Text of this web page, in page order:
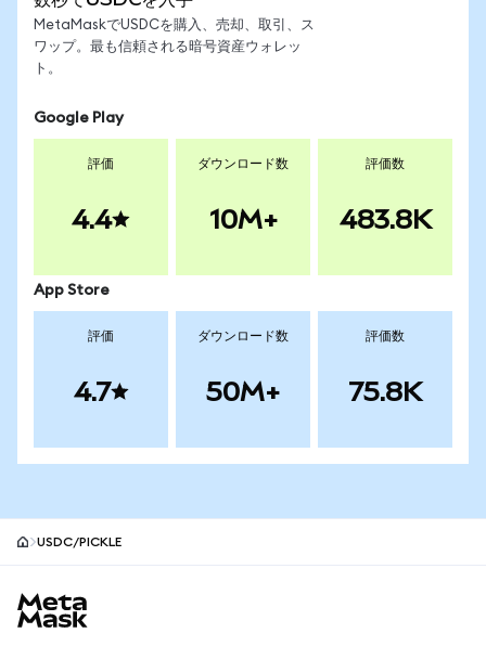
MetaMaskでUSDCを購入、売却、取引、ス
ワップ。最も信頼される暗号資産ウォレッ
ト。
Google Play
評価
4.4
ダウンロード数
10M+
評価数
483.8K
App Store
評価
4.7
ダウンロード数
50M+
評価数
75.8K
USDC/PICKLE